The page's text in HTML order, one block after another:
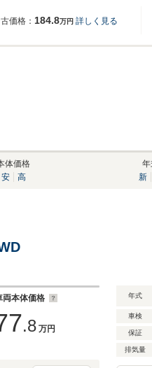
価格： 184.8万円 詳しく見る
体価格
安
高
新
両本体価格
.8 万円
年式
車検
保証
排気量